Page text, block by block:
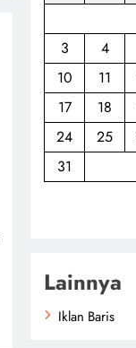
3
4
10
11
17
18
24
25
31
Lainnya
Iklan Baris